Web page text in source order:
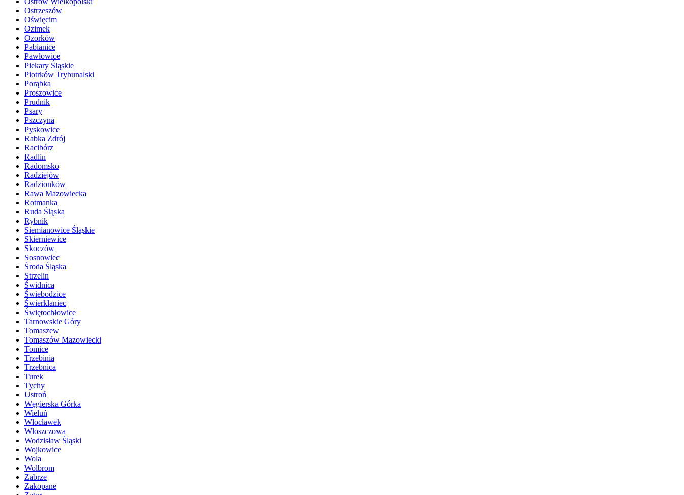
Ostrzeszów
Oświęcim
Ozimek
Ozorków
Pabianice
Pawłowice
Piekary Śląskie
Piotrków Trybunalski
Porąbka
Proszowice
Prudnik
Psary
Pszczyna
Pyskowice
Rabka Zdrój
Racibórz
Radlin
Radomsko
Radziejów
Radzionków
Rawa Mazowiecka
Rotmanka
Ruda Śląska
Rybnik
Siemianowice Śląskie
Skierniewice
Skoczów
Sosnowiec
Środa Śląska
Strzelin
Świdnica
Świebodzice
Świerklaniec
Świętochłowice
Tarnowskie Góry
Tomaszew
Tomaszów Mazowiecki
Tomice
Trzebinia
Trzebnica
Turek
Tychy
Ustroń
Węgierska Górka
Wieluń
Włocławek
Włoszczowa
Wodzisław Śląski
Wojkowice
Wola
Wolbrom
Zabrze
Zakopane